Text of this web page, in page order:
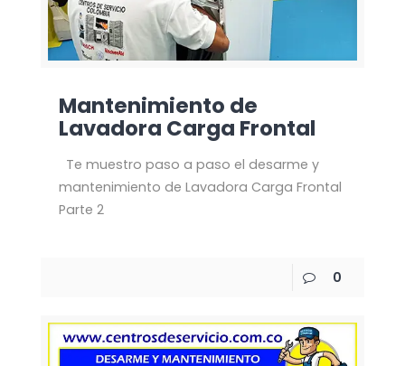
Mantenimiento de
Lavadora Carga Frontal
Te muestro paso a paso el desarme y
mantenimiento de Lavadora Carga Frontal
Parte 2
0